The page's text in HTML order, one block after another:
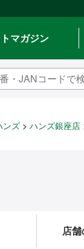
マガジン
ンズ ハンズ銀座店
店